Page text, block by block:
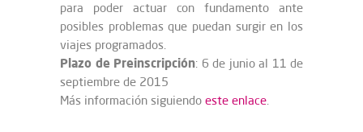
para poder actuar con fundamento ante
posibles problemas que puedan surgir en los
viajes programados.
Plazo de Preinscripción: 6 de junio al 11 de
septiembre de 2015
Más información siguiendo este enlace.